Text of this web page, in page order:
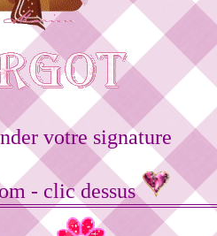
votre signature
- clic dessus